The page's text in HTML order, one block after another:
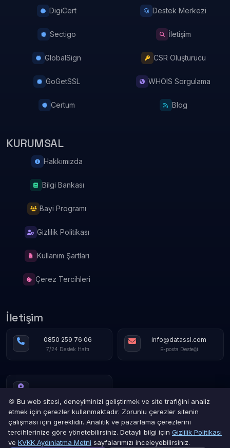
DigiCert
Sectigo
GlobalSign
GoGetSSL
Certum
Destek Merkezi
İletişim
CSR Oluşturucu
WHOIS Sorgulama
Blog
KURUMSAL
Hakkımızda
Bilgi Bankası
Bayi Programı
Gizlilik Politikası
Kullanım Şartları
Çerez Tercihleri
İletişim
0850 259 76 06
7/24 Destek Hattı
info@datassl.com
E-posta Desteği
Gizlilik PolitikasıHizmet Şartlarıİade SözleşmesiKullanım Şartları
🍪 Bu web sitesi, deneyiminizi geliştirmek ve site trafiğini analiz
etmek için çerezler kullanmaktadır. Zorunlu çerezler sitenin
çalışması için gereklidir. Analitik ve pazarlama çerezlerini
tercihlerinize göre yönetebilirsiniz. Detaylı bilgi için Gizlilik Politikası
ve KVKK Aydınlatma Metni sayfalarımızı inceleyebilirsiniz.